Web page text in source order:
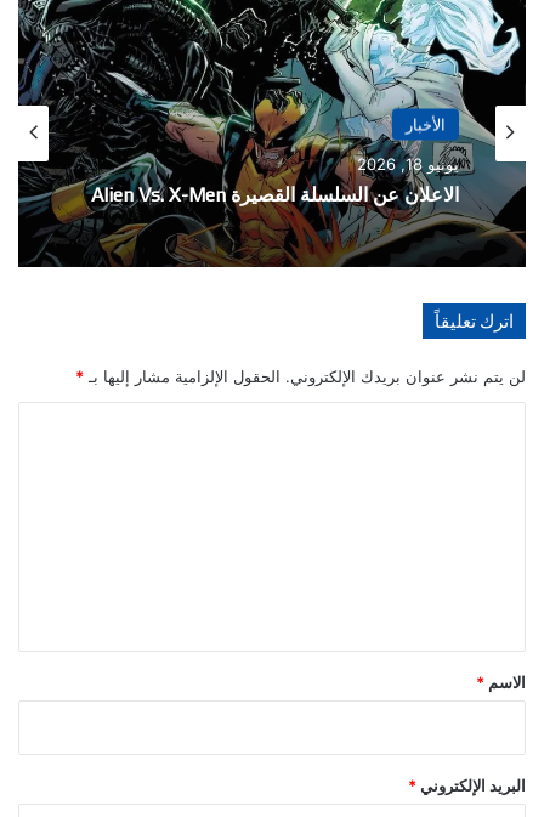
الأخبار
يونيو 18, 2026
الأخبار
مايو 21, 2026
تفاصيل احتفالية العدد 1000 من سلسلة The
اترك تعليقاً
لن يتم نشر عنوان بريدك الإلكتروني. الحقول الإلزامية مشار إليها بـ *
*
الاسم *
البريد الإلكتروني *